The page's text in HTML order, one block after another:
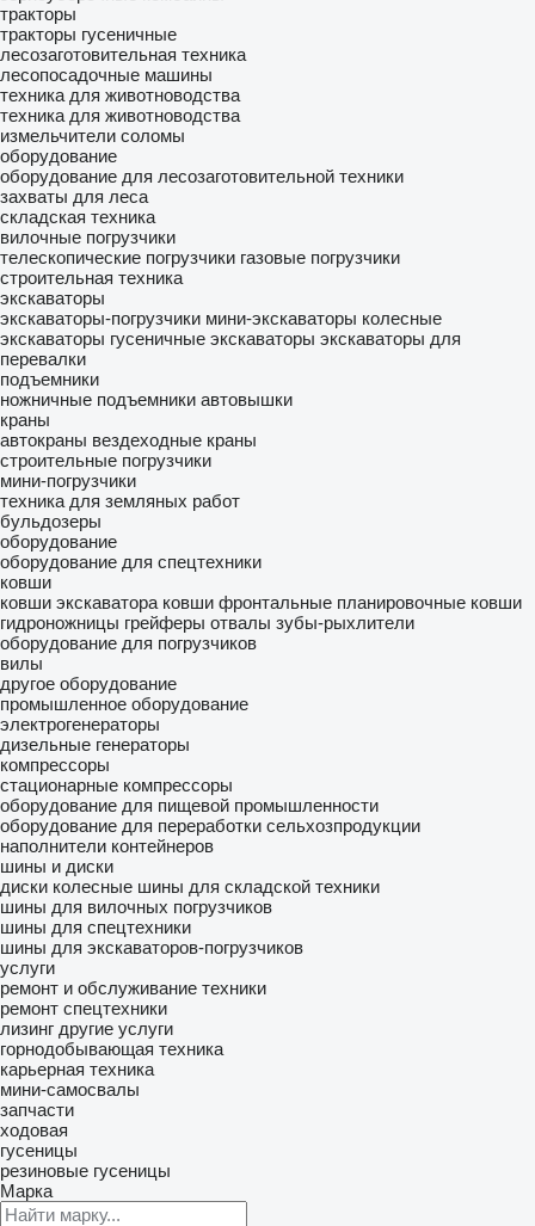
тракторы
тракторы гусеничные
лесозаготовительная техника
лесопосадочные машины
техника для животноводства
техника для животноводства
измельчители соломы
оборудование
оборудование для лесозаготовительной техники
захваты для леса
складская техника
вилочные погрузчики
телескопические погрузчики газовые погрузчики
строительная техника
экскаваторы
экскаваторы-погрузчики мини-экскаваторы колесные
экскаваторы гусеничные экскаваторы экскаваторы для
перевалки
подъемники
ножничные подъемники автовышки
краны
автокраны вездеходные краны
строительные погрузчики
мини-погрузчики
техника для земляных работ
бульдозеры
оборудование
оборудование для спецтехники
ковши
ковши экскаватора ковши фронтальные планировочные ковши
гидроножницы грейферы отвалы зубы-рыхлители
оборудование для погрузчиков
вилы
другое оборудование
промышленное оборудование
электрогенераторы
дизельные генераторы
компрессоры
стационарные компрессоры
оборудование для пищевой промышленности
оборудование для переработки сельхозпродукции
наполнители контейнеров
шины и диски
диски колесные шины для складской техники
шины для вилочных погрузчиков
шины для спецтехники
шины для экскаваторов-погрузчиков
услуги
ремонт и обслуживание техники
ремонт спецтехники
лизинг другие услуги
горнодобывающая техника
карьерная техника
мини-самосвалы
запчасти
ходовая
гусеницы
резиновые гусеницы
Марка